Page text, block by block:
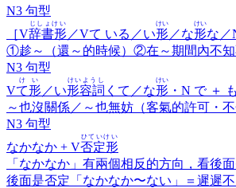
N3 句型
［V辞書形
じしょけい
／Vて いる／い形
けい
／な形
けい
な／
①趁～（還～的時候）②在～期間內不
N3 句型
Vて形
けい
／い形容詞
けいようし
くて／な形
けい
・N で ＋
～也沒關係／～也無妨（客氣的許可・不
N3 句型
なかなか + V否定形
ひていけい
「なかなか」有兩個相反的方向，看後
後面是否定「なかなか〜ない」＝遲遲